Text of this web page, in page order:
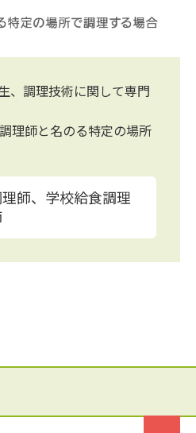
、調理技術に関して専門
理師と名のる特定の場所
師、学校給食調理